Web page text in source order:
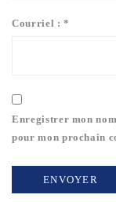
Courriel :*
Enregistrer mon
pour mon prochain